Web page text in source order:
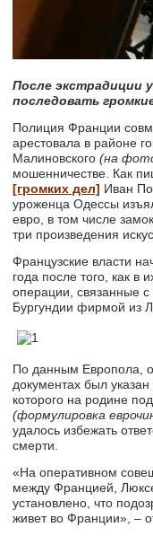
После экстрадиции
последовать
Полиция Франции
арестовала в районе
Малиновского(на
мошенничестве. Как
[громких дел] Иван
уроженца Одессы
евро, в том числе
три произведения
Французские власти
года после того, как в
операции, связанные
Бургундии фирмой из
По данным Европола,
документах был
которого на родине
(формулировка
удалось избежать
смерти.
«На оперативном
между Францией,
установлено, что
живет во Франции», –